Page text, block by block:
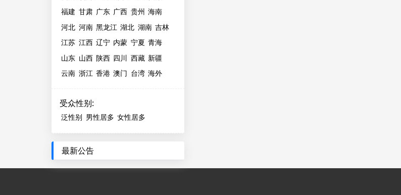
福建 甘肃 广东 广西 贵州 海南
河北 河南 黑龙江 湖北 湖南 吉林
江苏 江西 辽宁 内蒙 宁夏 青海
山东 山西 陕西 四川 西藏 新疆
云南 浙江 香港 澳门 台湾 海外
受众性别:
泛性别 男性居多 女性居多
最新公告